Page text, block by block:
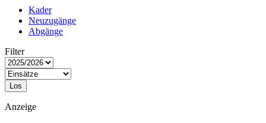
Kader
Neuzugänge
Abgänge
Filter
Los
Anzeige